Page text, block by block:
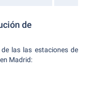
de
las las estaciones de
Madrid: